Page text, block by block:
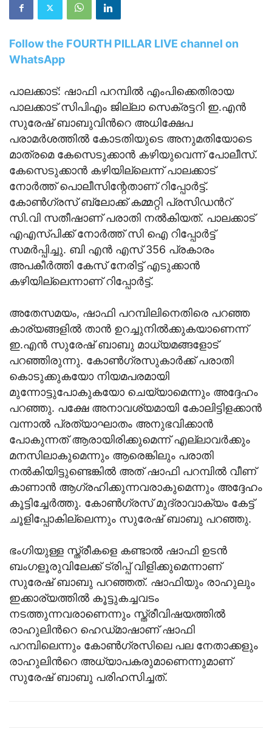
Follow the FOURTH PILLAR LIVE channel on
WhatsApp
പാലക്കാട്: ഷാഫി പറമ്പിൽ എംപിക്കെതിരായ
പാലക്കാട് സിപിഎം ജില്ലാ സെക്രട്ടറി ഇ.എൻ
സുരേഷ് ബാബുവിൻറെ അധിക്ഷേപ
പരാമർശത്തിൽ കോടതിയുടെ അനുമതിയോടെ
മാത്രമെ കേസെടുക്കാൻ കഴിയുവെന്ന് പോലീസ്.
കേസെടുക്കാൻ കഴിയില്ലെന്ന് പാലക്കാട്
നോർത്ത് പൊലീസിന്റേതാണ് റിപ്പോർട്ട്.
കോൺഗ്രസ്‌ ബ്ലോക്ക്‌ കമ്മറ്റി പ്രസിഡൻറ്
സി.വി സതീഷാണ് പരാതി നൽകിയത്. പാലക്കാട്‌
എഎസ്‍പിക്ക് നോർത്ത് സി ഐ റിപ്പോർട്ട്‌
സമർപ്പിച്ചു. ബി എൻ എസ് 356 പ്രകാരം
അപകീർത്തി കേസ് നേരിട്ട് എടുക്കാൻ
കഴിയില്ലെന്നാണ് റിപ്പോർട്ട്‌.
അതേസമയം, ഷാഫി പറമ്പിലിനെതിരെ പറഞ്ഞ
കാര്യങ്ങളിൽ താൻ ഉറച്ചുനിൽക്കുകയാണെന്ന്
ഇ.എൻ സുരേഷ് ബാബു മാധ്യമങ്ങളോട്
പറഞ്ഞിരുന്നു. കോൺഗ്രസുകാർക്ക് പരാതി
കൊടുക്കുകയോ നിയമപരമായി
മുന്നോട്ടുപോകുകയോ ചെയ്യാമെന്നും അദ്ദേഹം
പറഞ്ഞു. പക്ഷേ അനാവശ്യമായി കോലിട്ടിളക്കാൻ
വന്നാൽ പ്രത്യാഘാതം അനുഭവിക്കാൻ
പോകുന്നത് ആരായിരിക്കുമെന്ന് എല്ലാവർക്കും
മനസിലാകുമെന്നും ആരെങ്കിലും പരാതി
നൽകിയിട്ടുണ്ടെങ്കിൽ അത് ഷാഫി പറമ്പിൽ വീണ്
കാണാൻ ആഗ്രഹിക്കുന്നവരാകുമെന്നും അദ്ദേഹം
കൂട്ടിച്ചേർത്തു. കോൺഗ്രസ് മുദ്രാവാക്യം കേട്ട്
ചൂളിപ്പോകില്ലെന്നും സുരേഷ് ബാബു പറഞ്ഞു.
ഭംഗിയുള്ള സ്ത്രീകളെ കണ്ടാൽ ഷാഫി ഉടൻ
ബംഗളൂരുവിലേക്ക് ട്രിപ്പ് വിളിക്കുമെന്നാണ്
സുരേഷ് ബാബു പറഞ്ഞത്. ഷാഫിയും രാഹുലും
ഇക്കാര്യത്തിൽ കൂട്ടുകച്ചവടം
നടത്തുന്നവരാണെന്നും സ്ത്രീവിഷയത്തിൽ
രാഹുലിൻറെ ഹെഡ്‍മാഷാണ് ഷാഫി
പറമ്പിലെന്നും കോൺഗ്രസിലെ പല നേതാക്കളും
രാഹുലിൻറെ അധ്യാപകരുമാണെന്നുമാണ്
സുരേഷ് ബാബു പരിഹസിച്ചത്.